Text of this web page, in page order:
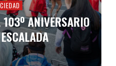
103º ANIVERSARIO